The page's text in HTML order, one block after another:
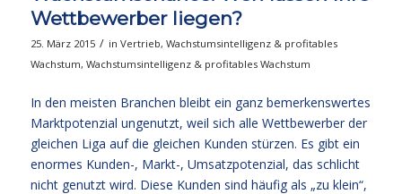
Wettbewerber liegen?
25. März 2015 / in Vertrieb, Wachstumsintelligenz & profitables
Wachstum, Wachstumsintelligenz & profitables Wachstum
In den meisten Branchen bleibt ein ganz bemerkenswertes
Marktpotenzial ungenutzt, weil sich alle Wettbewerber der
gleichen Liga auf die gleichen Kunden stürzen. Es gibt ein
enormes Kunden-, Markt-, Umsatzpotenzial, das schlicht
nicht genutzt wird. Diese Kunden sind häufig als „zu klein“,